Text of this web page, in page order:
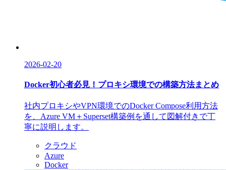
2026-02-20
Docker初心者必見！プロキシ環境での構築方法まとめ
社内プロキシやVPN環境でのDocker Compose利用方法
を、Azure VM＋Superset構築例を通して図解付きで丁
寧に説明します。
クラウド
Azure
Docker